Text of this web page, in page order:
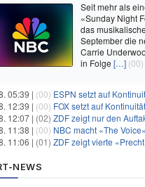
Seit mehr als
«Sunday Night
das
September die
Carrie
in Folge […] (00)
05:39 | (00) ESPN setzt auf
12:39 | (00) FOX setzt auf
12:07 | (02) ZDF zeigt nur den
11:38 | (00) NBC macht «The
11:06 | (01) ZDF zeigt vierte
NEWS